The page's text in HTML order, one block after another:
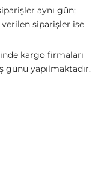
aynı gün;
verilen siparişler ise
kargo firmaları
günü yapılmaktadır.